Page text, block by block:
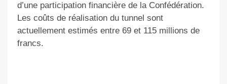
d’une participation financière de la Confédération.
Les coûts de réalisation du tunnel sont
actuellement estimés entre 69 et 115 millions de
francs.